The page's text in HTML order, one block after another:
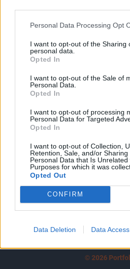
Personal Data Processing Opt
I want to opt-out of the Sharing
personal data.
Opted In
I want to opt-out of the Sale of
Personal Data.
Opted In
I want to opt-out of processing
Personal Data for Targeted
Opted In
I want to opt-out of Collection,
Retention, Sale, and/or Sharing
Personal Data that Is Unrelated
Purposes for which it was
Opted Out
CONFIRM
Data Deletion Data Access
KEDVES OLVASÓNK!
A keresett cikk a portfolio.hu
tartozik, melynek olvasása
regisztrációhoz kötött.
Az előfizetés a következőket
Portfolio.hu teljes
Kötéslisták: BÉT elmúlt 2
kötéslistái
Előfizetés
MÁR ELŐFIZETŐNK VAGY?
© 2026